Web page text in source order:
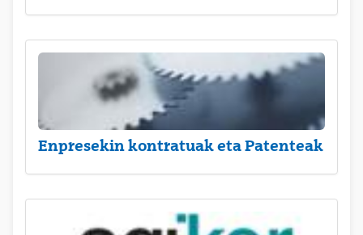
Enpresekin kontratuak eta Patenteak